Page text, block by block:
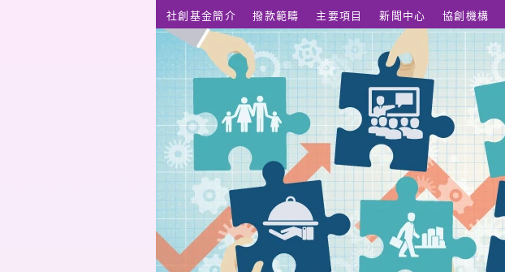
社創基金簡介 撥款範疇 主要項目 新聞中心 協創機構